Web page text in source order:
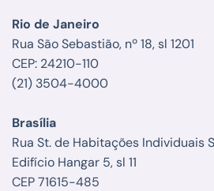
Rio de Janeiro
Rua São Sebastião, nº 18, sl 1201
CEP: 24210-110
(21) 3504-4000
Brasília
Rua St. de Habitações Individuais
Edifício Hangar 5, sl 11
CEP 71615-485